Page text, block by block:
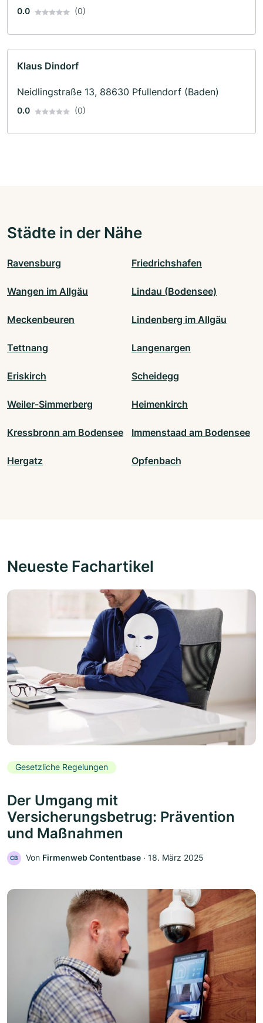
0.0 (0)
Klaus Dindorf
Neidlingstraße 13, 88630 Pfullendorf (Baden)
0.0 (0)
Städte in der Nähe
Ravensburg Friedrichshafen
Wangen im Allgäu Lindau (Bodensee)
Meckenbeuren Lindenberg im Allgäu
Tettnang Langenargen
Eriskirch Scheidegg
Weiler-Simmerberg Heimenkirch
Kressbronn am Bodensee Immenstaad am Bodensee
Hergatz Opfenbach
Neueste Fachartikel
Gesetzliche Regelungen
Der Umgang mit
Versicherungsbetrug: Prävention
und Maßnahmen
CB Von Firmenweb Contentbase ‧ 18. März 2025